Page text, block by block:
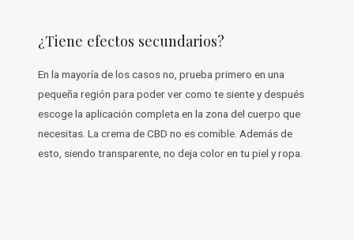
¿Tiene efectos secundarios?
En la mayoría de los casos no, prueba primero en una
pequeña región para poder ver como te siente y después
escoge la aplicación completa en la zona del cuerpo que
necesitas. La crema de CBD no es comible. Además de
esto, siendo transparente, no deja color en tu piel y ropa.